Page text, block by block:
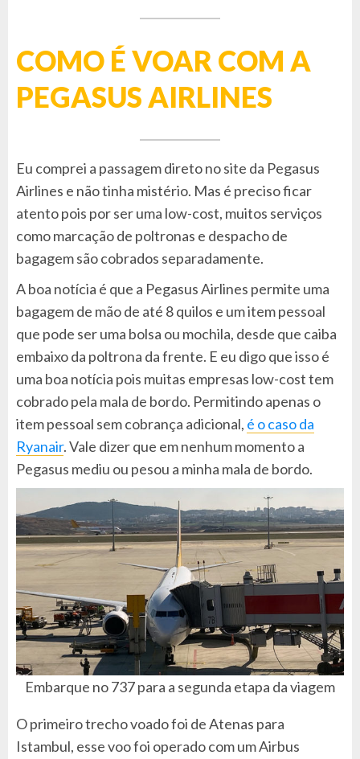
COMO É VOAR COM A
PEGASUS AIRLINES
Eu comprei a passagem direto no site da Pegasus
Airlines e não tinha mistério. Mas é preciso ficar
atento pois por ser uma low-cost, muitos serviços
como marcação de poltronas e despacho de
bagagem são cobrados separadamente.
A boa notícia é que a Pegasus Airlines permite uma
bagagem de mão de até 8 quilos e um item pessoal
que pode ser uma bolsa ou mochila, desde que caiba
embaixo da poltrona da frente. E eu digo que isso é
uma boa notícia pois muitas empresas low-cost tem
cobrado pela mala de bordo. Permitindo apenas o
item pessoal sem cobrança adicional, é o caso da
Ryanair. Vale dizer que em nenhum momento a
Pegasus mediu ou pesou a minha mala de bordo.
Embarque no 737 para a segunda etapa da viagem
O primeiro trecho voado foi de Atenas para
Istambul, esse voo foi operado com um Airbus